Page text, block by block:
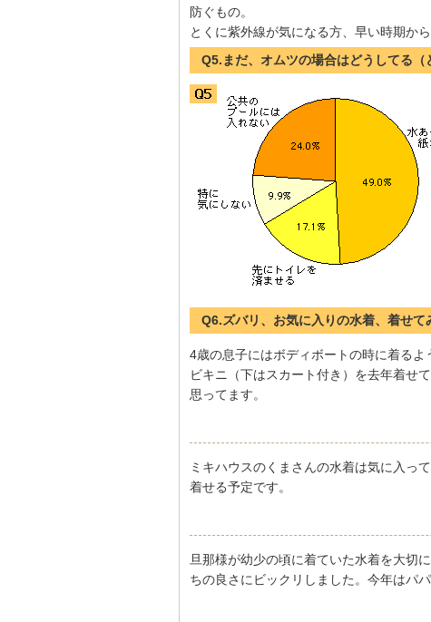
防ぐもの。
とくに紫外線が気になる方、早い時期か
Q5.まだ、オムツの場合はどうしてる（
Q6.ズバリ、お気に入りの水着、着せて
4歳の息子にはボディボートの時に着る
ビキニ（下はスカート付き）を去年着せ
思ってます。
ミキハウスのくまさんの水着は気に入っ
着せる予定です。
旦那様が幼少の頃に着ていた水着を大切
ちの良さにビックリしました。今年はパ